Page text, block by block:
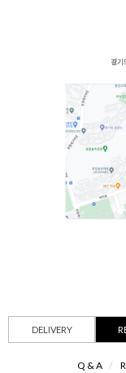
DELIVERY
Q & A /